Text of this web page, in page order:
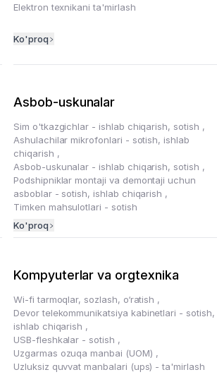
Elektron texnikani ta'mirlash
Ko'proq
Asbob-uskunalar
Sim o'tkazgichlar - ishlab chiqarish, sotish ,
Ashulachilar mikrofonlari - sotish, ishlab
chiqarish ,
Asbob-uskunalar - ishlab chiqarish, sotish ,
Podshipniklar montaji va demontaji uchun
asboblar - sotish, ishlab chiqarish ,
Timken mahsulotlari - sotish
Ko'proq
Kompyuterlar va orgtexnika
Wi-fi tarmoqlar, sozlash, o‘ratish ,
Devor telekommunikatsiya kabinetlari - sotish,
ishlab chiqarish ,
USB-fleshkalar - sotish ,
Uzgarmas ozuqa manbai (UOM) ,
Uzluksiz quvvat manbalari (ups) - ta'mirlash